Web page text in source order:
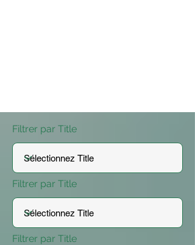
Filtrer par Title
Filtrer par Title
Filtrer par Title